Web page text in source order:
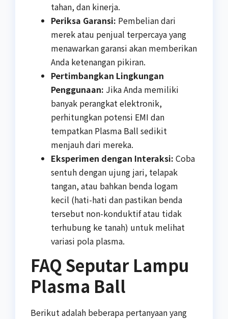
tahan, dan kinerja.
Periksa Garansi: Pembelian dari
merek atau penjual terpercaya yang
menawarkan garansi akan memberikan
Anda ketenangan pikiran.
Pertimbangkan Lingkungan
Penggunaan: Jika Anda memiliki
banyak perangkat elektronik,
perhitungkan potensi EMI dan
tempatkan Plasma Ball sedikit
menjauh dari mereka.
Eksperimen dengan Interaksi: Coba
sentuh dengan ujung jari, telapak
tangan, atau bahkan benda logam
kecil (hati-hati dan pastikan benda
tersebut non-konduktif atau tidak
terhubung ke tanah) untuk melihat
variasi pola plasma.
FAQ Seputar Lampu
Plasma Ball
Berikut adalah beberapa pertanyaan yang